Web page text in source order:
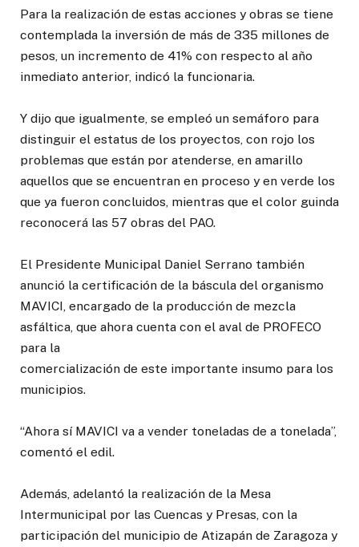
Para la realización de estas acciones y obras se tiene
contemplada la inversión de más de 335 millones de
pesos, un incremento de 41% con respecto al año
inmediato anterior, indicó la funcionaria.
Y dijo que igualmente, se empleó un semáforo para
distinguir el estatus de los proyectos, con rojo los
problemas que están por atenderse, en amarillo
aquellos que se encuentran en proceso y en verde los
que ya fueron concluidos, mientras que el color guinda
reconocerá las 57 obras del PAO.
El Presidente Municipal Daniel Serrano también
anunció la certificación de la báscula del organismo
MAVICI, encargado de la producción de mezcla
asfáltica, que ahora cuenta con el aval de PROFECO
para la
comercialización de este importante insumo para los
municipios.
“Ahora sí MAVICI va a vender toneladas de a tonelada”,
comentó el edil.
Además, adelantó la realización de la Mesa
Intermunicipal por las Cuencas y Presas, con la
participación del municipio de Atizapán de Zaragoza y